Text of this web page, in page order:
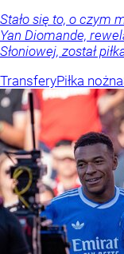
Stało się to, o czym
Yan Diomande,
Słoniowej, został
TransferyPiłka nożna